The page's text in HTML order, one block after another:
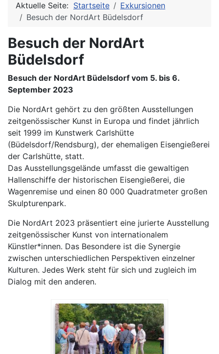
Aktuelle Seite: Startseite
Exkursionen
Besuch der NordArt Büdelsdorf
Besuch der NordArt
Büdelsdorf
Besuch der NordArt Büdelsdorf vom 5. bis 6.
September 2023
Die NordArt gehört zu den größten Ausstellungen
zeitgenössischer Kunst in Europa und findet jährlich
seit 1999 im Kunstwerk Carlshütte
(Büdelsdorf/Rendsburg), der ehemaligen Eisengießerei
der Carlshütte, statt.
Das Ausstellungsgelände umfasst die gewaltigen
Hallenschiffe der historischen Eisengießerei, die
Wagenremise und einen 80 000 Quadratmeter großen
Skulpturenpark.
Die NordArt 2023 präsentiert eine jurierte Ausstellung
zeitgenössischer Kunst von internationalem
Künstler*innen. Das Besondere ist die Synergie
zwischen unterschiedlichen Perspektiven einzelner
Kulturen. Jedes Werk steht für sich und zugleich im
Dialog mit den anderen.